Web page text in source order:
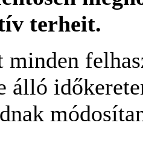
terheit.
álló